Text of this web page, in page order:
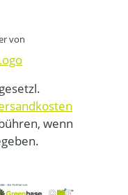
von
wenn